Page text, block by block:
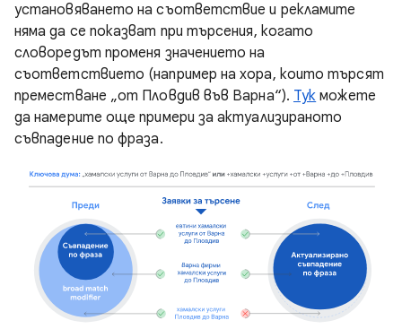
установяването на съответствие и рекламите
няма да се показват при търсения, когато
словоредът променя значението на
съответствието (например на хора, които търсят
преместване „от Пловдив във Варна“). Тук можете
да намерите още примери за актуализираното
съвпадение по фраза.